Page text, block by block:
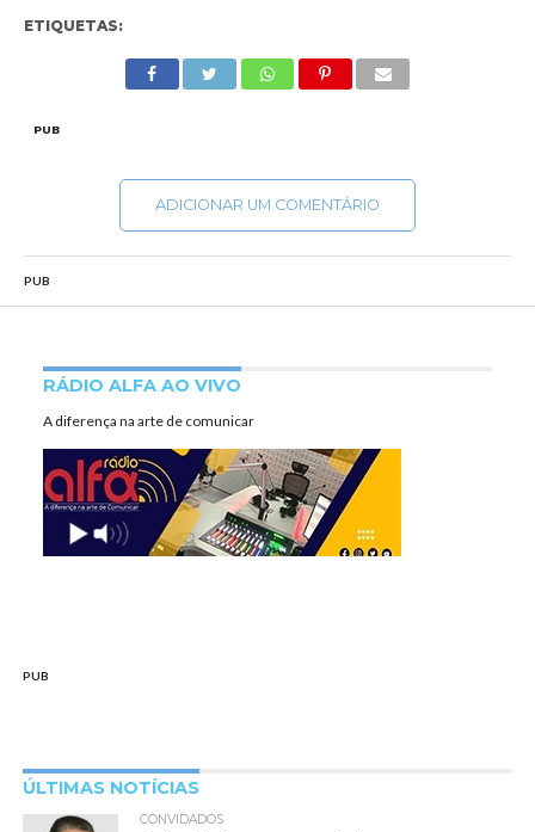
ETIQUETAS:
PUB
ADICIONAR UM COMENTÁRIO
PUB
RÁDIO ALFA AO VIVO
A diferença na arte de comunicar
PUB
ÚLTIMAS NOTÍCIAS
CONVIDADOS